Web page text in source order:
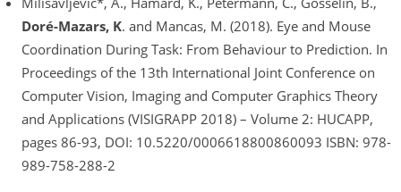
Doré-Mazars, K. and Mancas, M. (2018). Eye and Mouse
Coordination During Task: From Behaviour to Prediction. In
Proceedings of the 13th International Joint Conference on
Computer Vision, Imaging and Computer Graphics Theory
and Applications (VISIGRAPP 2018) – Volume 2: HUCAPP,
pages 86-93, DOI: 10.5220/0006618800860093 ISBN: 978-
989-758-288-2